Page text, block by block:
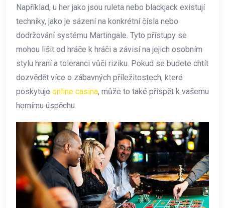
Například, u her jako jsou ruleta nebo blackjack existují
techniky, jako je sázení na konkrétní čísla nebo
dodržování systému Martingale. Tyto přístupy se
mohou lišit od hráče k hráči a závisí na jejich osobním
stylu hraní a toleranci vůči riziku. Pokud se budete chtít
dozvědět více o zábavných příležitostech, které
poskytuje online casina, může to také přispět k vašemu
hernímu úspěchu.